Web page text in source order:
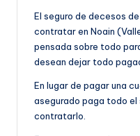
El seguro de decesos
contratar en Noain
pensada sobre todo
desean dejar todo
En lugar de pagar una
asegurado paga todo el
contratarlo.